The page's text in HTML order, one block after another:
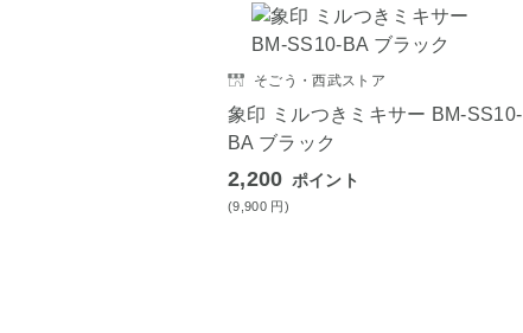
そごう・西武ストア
象印 ミルつきミキサー BM-SS10-
BA ブラック
2,200 ポイント
(9,900 円)